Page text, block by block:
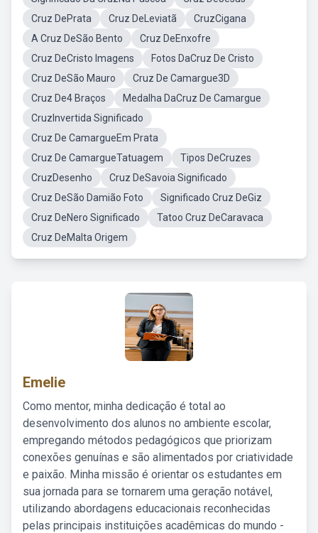
Cruz DePrata
Cruz DeLeviatã
CruzCigana
A Cruz DeSão Bento
Cruz DeEnxofre
Cruz DeCristo Imagens
Fotos DaCruz De Cristo
Cruz DeSão Mauro
Cruz De Camargue3D
Cruz De4 Braços
Medalha DaCruz De Camargue
CruzInvertida Significado
Cruz De CamargueEm Prata
Cruz De CamargueTatuagem
Tipos DeCruzes
CruzDesenho
Cruz DeSavoia Significado
Cruz DeSão Damião Foto
Significado Cruz DeGiz
Cruz DeNero Significado
Tatoo Cruz DeCaravaca
Cruz DeMalta Origem
Emelie
Como mentor, minha dedicação é total ao
desenvolvimento dos alunos no ambiente escolar,
empregando métodos pedagógicos que priorizam
conexões genuínas e são alimentados por criatividade
e paixão. Minha missão é orientar os estudantes em
sua jornada para se tornarem uma geração notável,
utilizando abordagens educacionais reconhecidas
pelas principais instituições acadêmicas do mundo -